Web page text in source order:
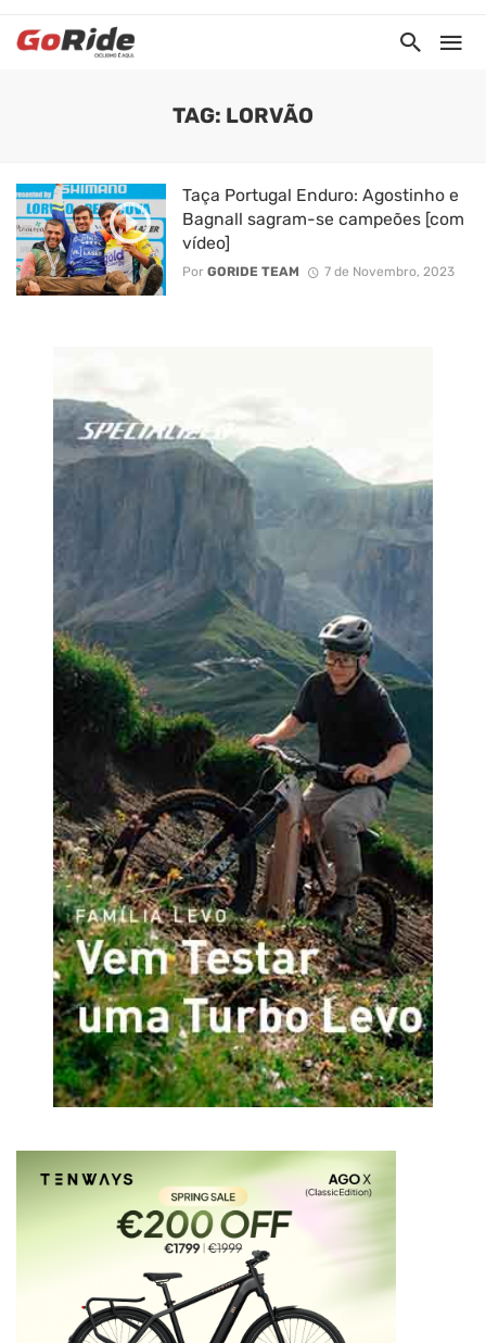
TAG: LORVÃO
Taça Portugal Enduro: Agostinho e
Bagnall sagram-se campeões [com
vídeo]
Por GORIDE TEAM 7 de Novembro, 2023